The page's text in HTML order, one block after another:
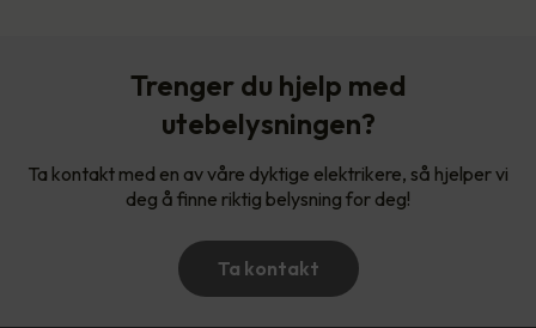
Trenger du hjelp med
utebelysningen?
Ta kontakt med en av våre dyktige elektrikere, så hjelper vi
deg å finne riktig belysning for deg!
Ta kontakt